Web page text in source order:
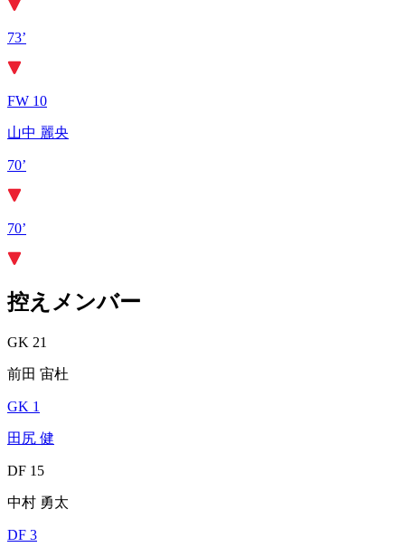
73’
FW 10
山中 麗央
70’
70’
控えメンバー
GK 21
前田 宙杜
GK 1
田尻 健
DF 15
中村 勇太
DF 3